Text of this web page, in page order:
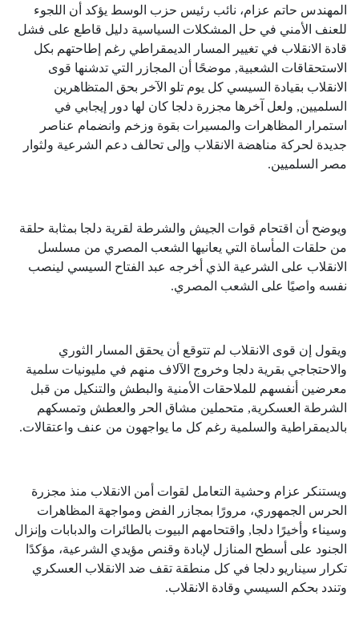
المهندس حاتم عزام، نائب رئيس حزب الوسط يؤكد أن اللجوء
للعنف الأمني في حل المشكلات السياسية دليل قاطع على فشل
قادة الانقلاب في تغيير المسار الديمقراطي رغم إطاحتهم بكل
الاستحقاقات الشعبية, موضحًا أن المجازر التي تدشنها قوى
الانقلاب بقيادة السيسي كل يوم تلو الآخر بحق المتظاهرين
السلميين, ولعل آخرها مجزرة دلجا كان لها دور إيجابي في
استمرار المظاهرات والمسيرات بقوة وزخم وانضمام عناصر
جديدة لحركة مناهضة الانقلاب وإلى تحالف دعم الشرعية ولثوار
مصر السلميين.
ويوضح أن اقتحام قوات الجيش والشرطة لقرية دلجا بمثابة حلقة
من حلقات المأساة التي يعانيها الشعب المصري من مسلسل
الانقلاب على الشرعية الذي أخرجه عبد الفتاح السيسي لينصب
نفسه واصيًا على الشعب المصري.
ويقول إن قوى الانقلاب لم تتوقع أن يحقق المسار الثوري
والاحتجاجي بقرية دلجا وخروج الآلاف منهم في مليونيات سلمية
معرضين أنفسهم للملاحقات الأمنية والبطش والتنكيل من قبل
الشرطة العسكرية, متحملين مشاق الحر والعطش وتمسكهم
بالديمقراطية والسلمية رغم كل ما يواجهون من عنف واعتقالات.
ويستنكر عزام وحشية التعامل لقوات أمن الانقلاب منذ مجزرة
الحرس الجمهوري، مرورًا بمجازر الفض ومواجهة المظاهرات
وسيناء وأخيرًا دلجا, واقتحامهم البيوت بالطائرات والدبابات وإنزال
الجنود على أسطح المنازل لإبادة وقنص مؤيدي الشرعية، مؤكدًا
تكرار سيناريو دلجا في كل منطقة تقف ضد الانقلاب العسكري
وتندد بحكم السيسي وقادة الانقلاب.